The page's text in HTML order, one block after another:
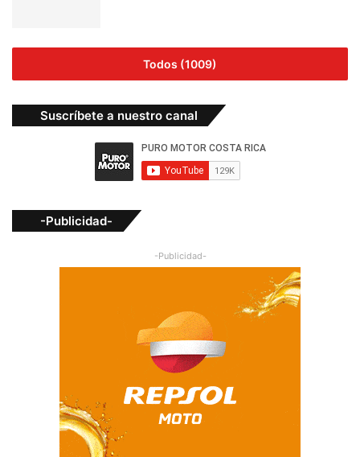
Todos (1009)
Suscríbete a nuestro canal
-Publicidad-
-Publicidad-